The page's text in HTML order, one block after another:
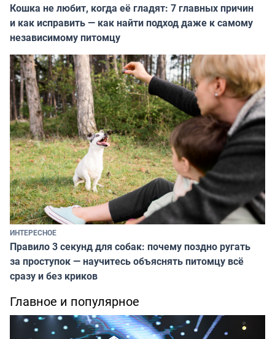
Кошка не любит, когда её гладят: 7 главных причин
и как исправить — как найти подход даже к самому
независимому питомцу
ИНТЕРЕСНОЕ
Правило 3 секунд для собак: почему поздно ругать
за проступок — научитесь объяснять питомцу всё
сразу и без криков
Главное и популярное